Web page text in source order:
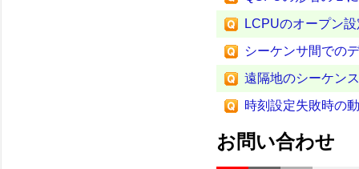
LCPUのオープン
シーケンサ間での
遠隔地のシーケン
時刻設定失敗時の
お問い合わせ